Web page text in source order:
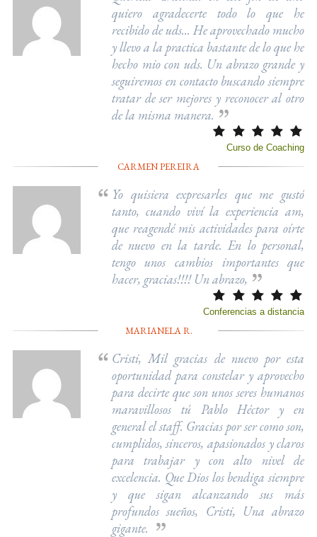
quiero agradecerte todo lo que he
recibido de uds... He aprovechado mucho
y llevo a la practica bastante de lo que he
hecho mio con uds. Un abrazo grande y
seguiremos en contacto buscando siempre
tratar de ser mejores y reconocer al otro
de la misma manera.
Curso de Coaching
CARMEN PEREIRA
Yo quisiera expresarles que me gustó
tanto, cuando viví la experiencia am,
que reagendé mis actividades para oírte
de nuevo en la tarde. En lo personal,
tengo unos cambios importantes que
hacer, gracias!!!! Un abrazo,
Conferencias a distancia
MARIANELA R.
Cristi, Mil gracias de nuevo por esta
oportunidad para constelar y aprovecho
para decirte que son unos seres humanos
maravillosos tú Pablo Héctor y en
general el staff. Gracias por ser como son,
cumplidos, sinceros, apasionados y claros
para trabajar y con alto nivel de
excelencia. Que Dios los bendiga siempre
y que sigan alcanzando sus más
profundos sueños, Cristi, Una abrazo
gigante.